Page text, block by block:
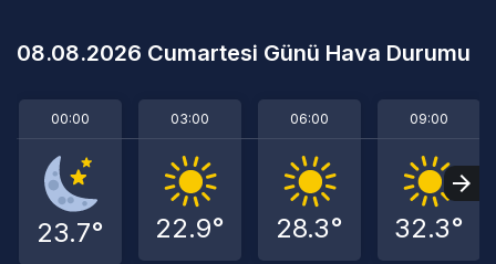
08.08.2026 Cumartesi Günü Hava Durumu
00:00
23.7°
03:00
22.9°
06:00
28.3°
09:00
32.3°